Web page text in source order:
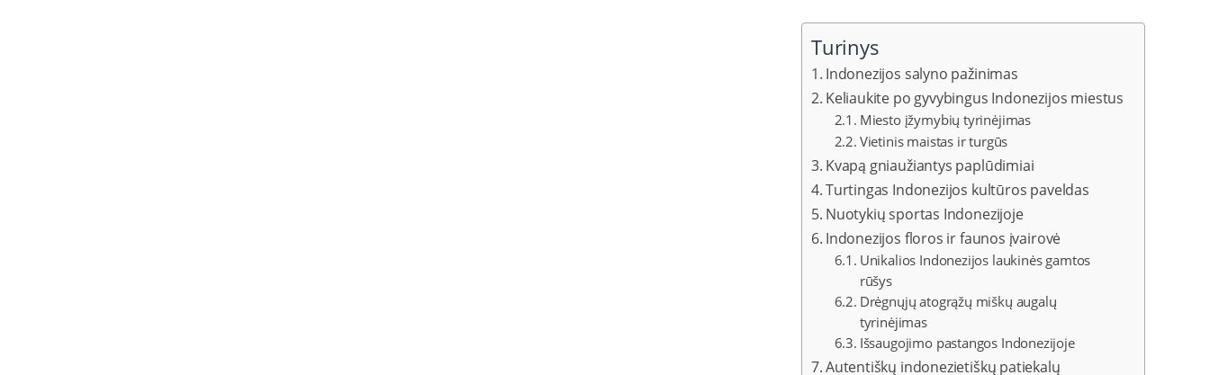
Turinys
Indonezijos salyno pažinimas
Keliaukite po gyvybingus Indonezijos miestus
Miesto įžymybių tyrinėjimas
Vietinis maistas ir turgūs
Kvapą gniaužiantys paplūdimiai
Turtingas Indonezijos kultūros paveldas
Nuotykių sportas Indonezijoje
Indonezijos floros ir faunos įvairovė
Unikalios Indonezijos laukinės gamtos
rūšys
Drėgnųjų atogrąžų miškų augalų
tyrinėjimas
Išsaugojimo pastangos Indonezijoje
Autentiškų indonezietiškų patiekalų